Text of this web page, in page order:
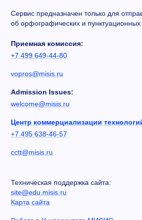
Сервис предназначен только для
об орфографических и пунктуационных
Приемная комиссия:
+7 499 649-44-80
vopros@misis.ru
Admission Issues:
welcome@misis.ru
Центр коммерциализации
+7 495 638-46-57
cctt@misis.ru
Техническая поддержка сайта:
site@edu.misis.ru
Карта сайта